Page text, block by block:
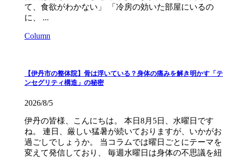
て、食欲がわかない」 「冷房の効いた部屋にいるの
に、 ...
Column
【伊丹市の整体院】骨は浮いている？身体の痛みを解き明かす「テ
ンセグリティ構造」の秘密
2026/8/5
伊丹の皆様、こんにちは。 本日8月5日、水曜日です
ね。 連日、厳しい猛暑が続いておりますが、いかがお
過ごしでしょうか。 当コラムでは曜日ごとにテーマを
変えて発信しており、 毎週水曜日は身体の不思議を紐